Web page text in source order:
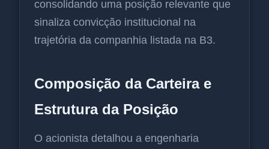
consolidando uma posição relevante que
sinaliza convicção institucional na
trajetória da companhia listada na B3.
Composição da Carteira e
Estrutura da Posição
O acionista detalhou a engenharia